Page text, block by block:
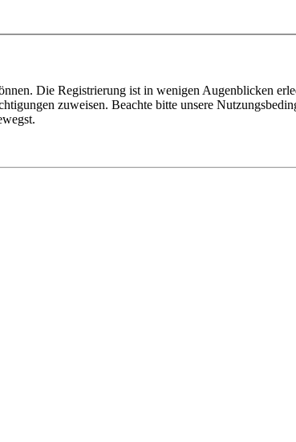
Die Registrierung ist in wenigen Augenblicken
zuweisen. Beachte bitte unsere